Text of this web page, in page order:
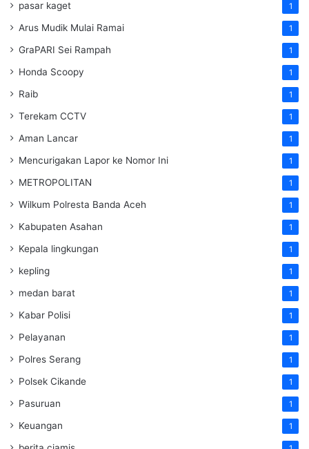
pasar kaget 1
Arus Mudik Mulai Ramai 1
GraPARI Sei Rampah 1
Honda Scoopy 1
Raib 1
Terekam CCTV 1
Aman Lancar 1
Mencurigakan Lapor ke Nomor Ini 1
METROPOLITAN 1
Wilkum Polresta Banda Aceh 1
Kabupaten Asahan 1
Kepala lingkungan 1
kepling 1
medan barat 1
Kabar Polisi 1
Pelayanan 1
Polres Serang 1
Polsek Cikande 1
Pasuruan 1
Keuangan 1